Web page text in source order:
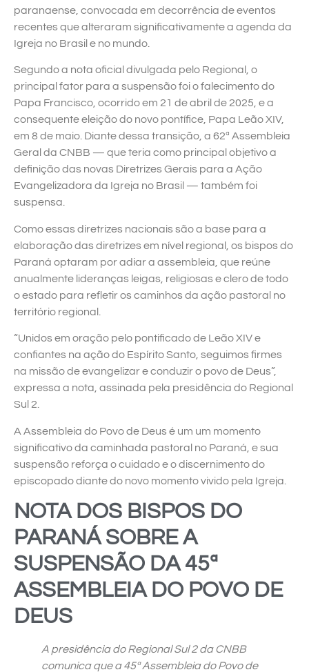
paranaense, convocada em decorrência de eventos
recentes que alteraram significativamente a agenda da
Igreja no Brasil e no mundo.
Segundo a nota oficial divulgada pelo Regional, o
principal fator para a suspensão foi o falecimento do
Papa Francisco, ocorrido em 21 de abril de 2025, e a
consequente eleição do novo pontífice, Papa Leão XIV,
em 8 de maio. Diante dessa transição, a 62ª Assembleia
Geral da CNBB — que teria como principal objetivo a
definição das novas Diretrizes Gerais para a Ação
Evangelizadora da Igreja no Brasil — também foi
suspensa.
Como essas diretrizes nacionais são a base para a
elaboração das diretrizes em nível regional, os bispos do
Paraná optaram por adiar a assembleia, que reúne
anualmente lideranças leigas, religiosas e clero de todo
o estado para refletir os caminhos da ação pastoral no
território regional.
“Unidos em oração pelo pontificado de Leão XIV e
confiantes na ação do Espírito Santo, seguimos firmes
na missão de evangelizar e conduzir o povo de Deus”,
expressa a nota, assinada pela presidência do Regional
Sul 2.
A Assembleia do Povo de Deus é um um momento
significativo da caminhada pastoral no Paraná, e sua
suspensão reforça o cuidado e o discernimento do
episcopado diante do novo momento vivido pela Igreja.
NOTA DOS BISPOS DO
PARANÁ SOBRE A
SUSPENSÃO DA 45ª
ASSEMBLEIA DO POVO DE
DEUS
A presidência do Regional Sul 2 da CNBB
comunica que a 45ª Assembleia do Povo de